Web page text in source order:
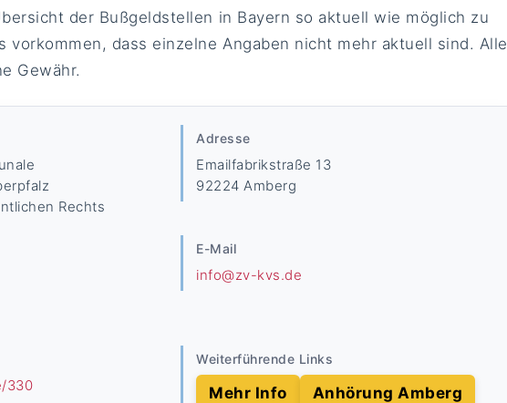
der Bußgeldstellen in Bayern so aktuell wie möglich zu
vorkommen, dass einzelne Angaben nicht mehr aktuell sind. Alle
Gewähr.
Rechts
Adresse
Emailfabrikstraße 13
92224 Amberg
E-Mail
info@zv-kvs.de
330
Weiterführende Links
Mehr Info Anhörung Amberg